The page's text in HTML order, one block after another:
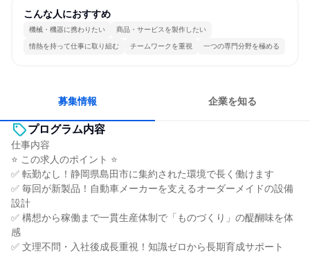
こんな人におすすめ
機械・機器に携わりたい 商品・サービスを製作したい
情熱を持って仕事に取り組む チームワークを重視 一つの専門分野を極める
募集情報 企業を知る
プログラム内容
仕事内容
⭐ この求人のポイント ⭐
✅ 転勤なし！静岡県島田市に集約された環境で長く働けます
✅ 毎回が新製品！自動車メーカーを支えるオーダーメイドの設備
設計
✅ 構想から稼働まで一貫生産体制で「ものづくり」の醍醐味を体
感
✅ 文理不問・入社後成長重視！知識ゼロから長期育成サポート